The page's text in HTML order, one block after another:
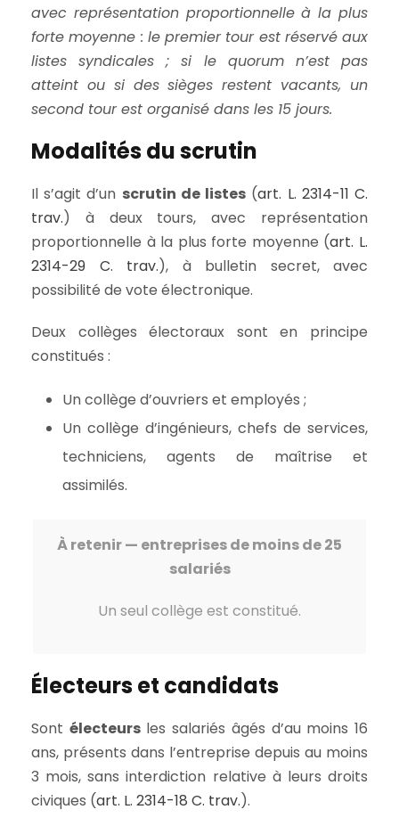
avec représentation proportionnelle à la plus
forte moyenne : le premier tour est réservé aux
listes syndicales ; si le quorum n’est pas
atteint ou si des sièges restent vacants, un
second tour est organisé dans les 15 jours.
Modalités du scrutin
Il s’agit d’un scrutin de listes (art. L. 2314-11 C.
trav.) à deux tours, avec représentation
proportionnelle à la plus forte moyenne (art. L.
2314-29 C. trav.), à bulletin secret, avec
possibilité de vote électronique.
Deux collèges électoraux sont en principe
constitués :
Un collège d’ouvriers et employés ;
Un collège d’ingénieurs, chefs de services,
techniciens, agents de maîtrise et
assimilés.
À retenir — entreprises de moins de 25
salariés
Un seul collège est constitué.
Électeurs et candidats
Sont électeursles salariés âgés d’au moins 16
ans, présents dans l’entreprise depuis au moins
3 mois, sans interdiction relative à leurs droits
civiques (art. L. 2314-18 C. trav.).